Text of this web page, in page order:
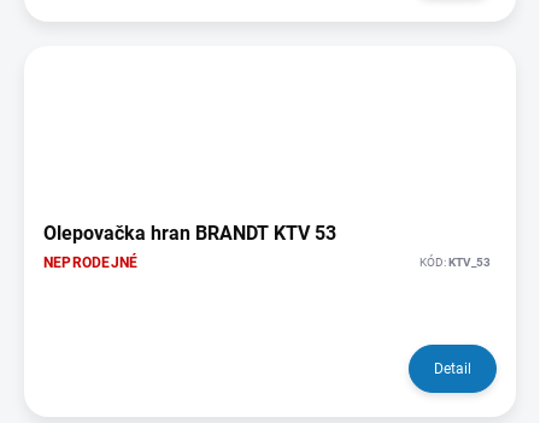
Olepovačka hran BRANDT KTV 53
NEPRODEJNÉ KÓD: KTV_53
Detail